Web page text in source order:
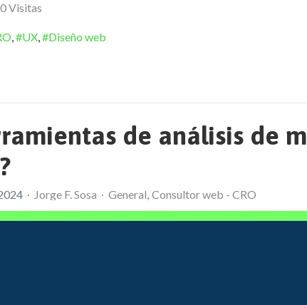
Visitas
UX Diseño web
de análisis de
Jorge F. Sosa General Consultor web - CRO